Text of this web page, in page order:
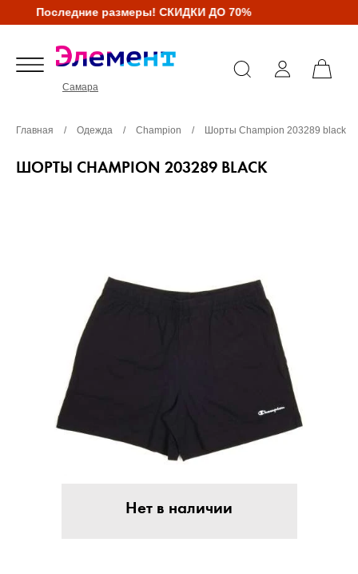
Последние размеры! СКИДКИ ДО 70%
Самара
Главная / Одежда / Champion / Шорты Champion 203289 black
ШОРТЫ CHAMPION 203289 BLACK
Нет в наличии